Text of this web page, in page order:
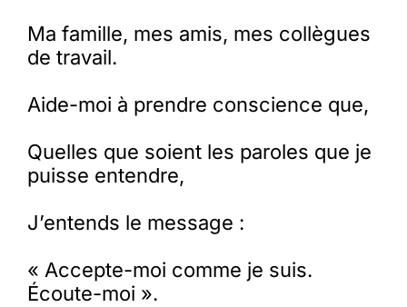
Membres
L’actu
Nous soutenir
La revue Responsables
Ma famille, mes amis, mes collègues
de travail.
Aide-moi à prendre conscience que,
Quelles que soient les paroles que je
puisse entendre,
J’entends le message :
« Accepte-moi comme je suis.
Écoute-moi ».